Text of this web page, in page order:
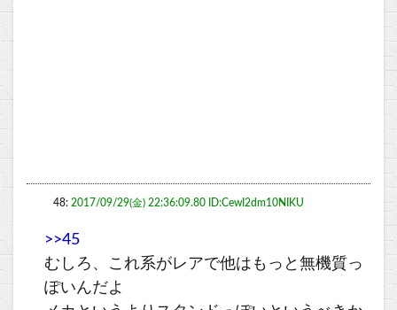
48: 2017/09/29(金) 22:36:09.80 ID:CewI2dm10NIKU
>>45
むしろ、これ系がレアで他はもっと無機質っ
ぽいんだよ